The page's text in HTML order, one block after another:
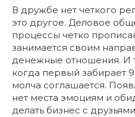
В дружбе нет четкого
это другое. Деловое
процессы четко
занимается своим
денежные отношения. И
когда первый забирает
молча соглашается.
нет места эмоциям и
делать бизнес с